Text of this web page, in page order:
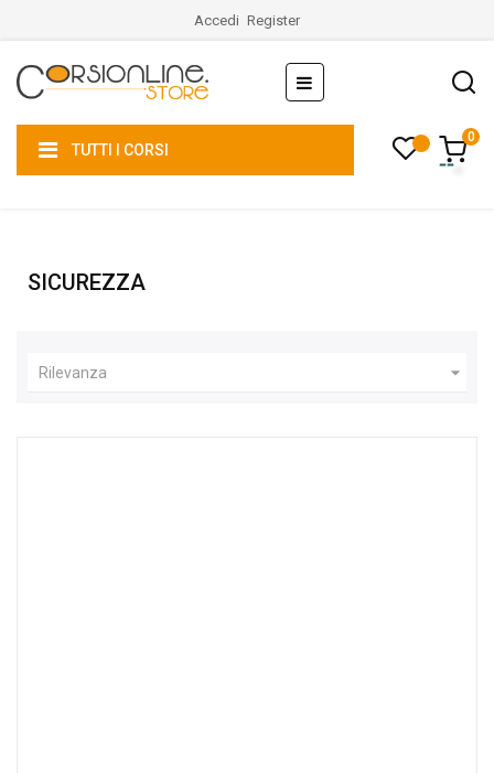
Accedi Register
navigazione
Toggle
☰
TUTTI I CORSI
0
SICUREZZA
Rilevanza 